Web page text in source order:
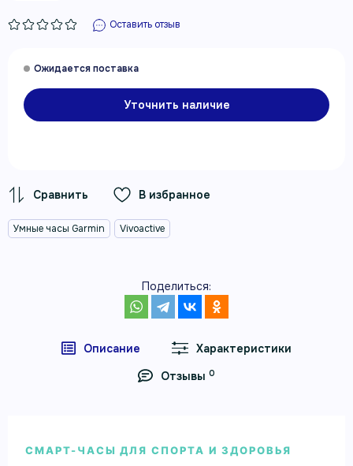
Оставить отзыв
Уточнить наличие
В избранное
Умные часы Garmin Vivoactive
Поделиться:
Описание
Характеристики
Отзывы 0
СМАРТ-ЧАСЫ ДЛЯ СПОРТА И ЗДОРОВЬЯ